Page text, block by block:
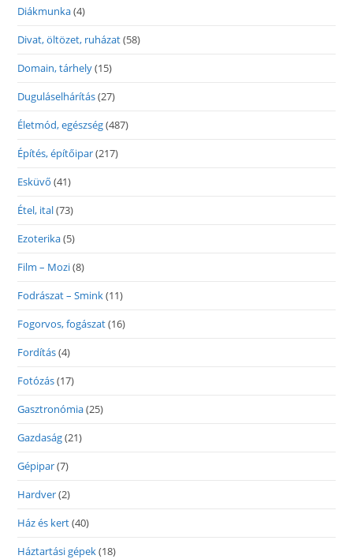
Diákmunka(4)
Divat, öltözet, ruházat(58)
Domain, tárhely(15)
Duguláselhárítás(27)
Életmód, egészség(487)
Építés, építőipar(217)
Esküvő (41)
Étel, ital(73)
Ezoterika(5)
Film – Mozi(8)
Fodrászat – Smink(11)
Fogorvos, fogászat(16)
Fordítás(4)
Fotózás(17)
Gasztronómia(25)
Gazdaság(21)
Gépipar(7)
Hardver(2)
Ház és kert(40)
Háztartási gépek(18)